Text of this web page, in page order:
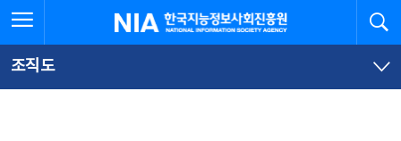
문
로
가
체
뉴
바
가
한국지능정보사회진흥원
조직도